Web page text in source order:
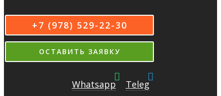
+7 (978) 529-22-30
ОСТАВИТЬ ЗАЯВКУ
Whatsapp Teleg